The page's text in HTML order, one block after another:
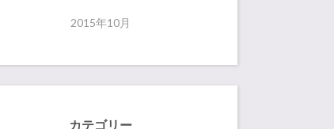
2015年10月
カテゴリー